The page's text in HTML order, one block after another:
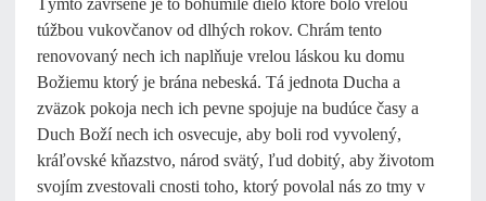
túžbou vukovčanov od dlhých rokov. Chrám tento
renovovaný nech ich naplňuje vrelou láskou ku domu
Božiemu ktorý je brána nebeská. Tá jednota Ducha a
zväzok pokoja nech ich pevne spojuje na budúce časy a
Duch Boží nech ich osvecuje, aby boli rod vyvolený,
kráľovské kňazstvo, národ svätý, ľud dobitý, aby životom
svojím zvestovali cnosti toho, ktorý povolal nás zo tmy v